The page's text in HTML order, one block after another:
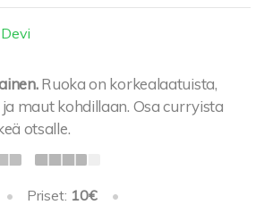
Ruoka on korkealaatuista,
maut kohdillaan. Osa curryista
otsalle.
• Priset: 10€
•